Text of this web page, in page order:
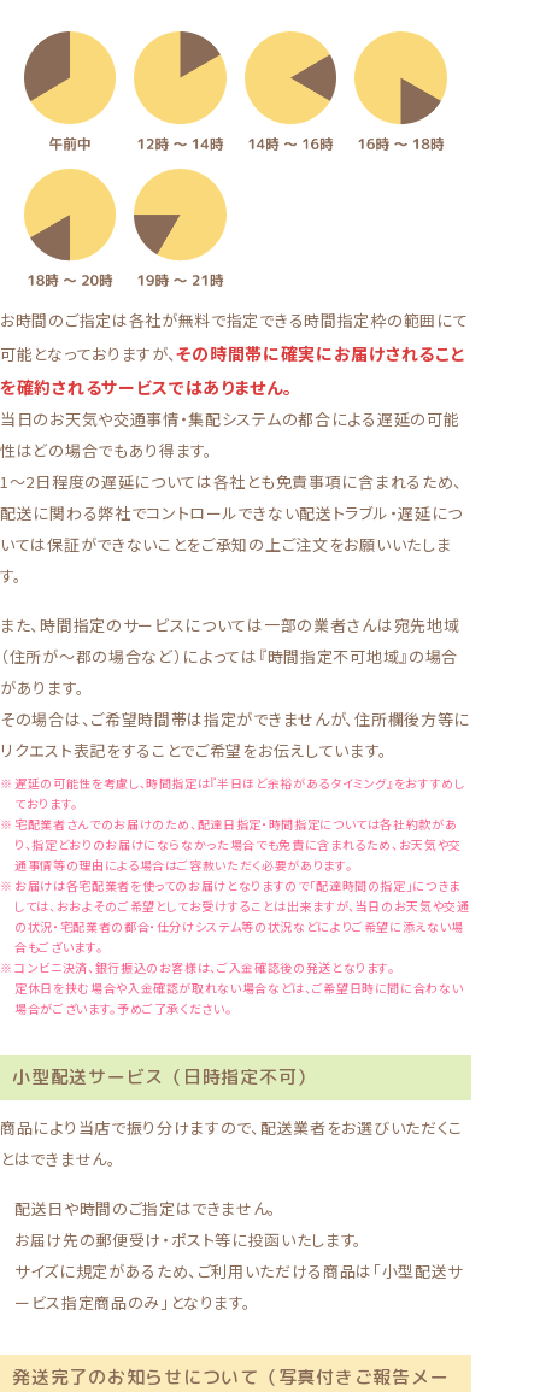
お時間のご指定は各社が無料で指定できる時間指定枠の範囲にて
可能となっておりますが、その時間帯に確実にお届けされること
を確約されるサービスではありません。
当日のお天気や交通事情・集配システムの都合による遅延の可能
性はどの場合でもあり得ます。
1〜2日程度の遅延については各社とも免責事項に含まれるため、
配送に関わる弊社でコントロールできない配送トラブル・遅延につ
いては保証ができないことをご承知の上ご注文をお願いいたしま
す。
また、時間指定のサービスについては一部の業者さんは宛先地域
（住所が〜郡の場合など）によっては『時間指定不可地域』の場合
があります。
その場合は、ご希望時間帯は指定ができませんが、住所欄後方等に
リクエスト表記をすることでご希望をお伝えしています。
遅延の可能性を考慮し、時間指定は『半日ほど余裕があるタイミング』をおすすめし
ております。
宅配業者さんでのお届けのため、配達日指定・時間指定については各社約款があ
り、指定どおりのお届けにならなかった場合でも免責に含まれるため、お天気や交
通事情等の理由による場合はご容赦いただく必要があります。
お届けは各宅配業者を使ってのお届けとなりますので「配達時間の指定」につきま
しては、おおよそのご希望としてお受けすることは出来ますが、当日のお天気や交通
の状況・宅配業者の都合・仕分けシステム等の状況などによりご希望に添えない場
合もございます。
コンビニ決済、銀行振込のお客様は、ご入金確認後の発送となります。
定休日を挟む場合や入金確認が取れない場合などは、ご希望日時に間に合わない
場合がございます。予めご了承ください。
小型配送サービス（日時指定不可）
商品により当店で振り分けますので、配送業者をお選びいただくこ
とはできません。
配送日や時間のご指定はできません。
お届け先の郵便受け・ポスト等に投函いたします。
サイズに規定があるため、ご利用いただける商品は「小型配送サ
ービス指定商品のみ」となります。
発送完了のお知らせについて（写真付きご報告メー